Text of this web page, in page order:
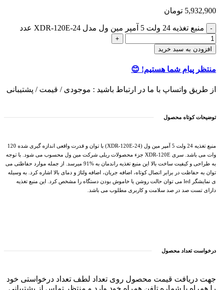
5,932,900 تومان
منبع تغذیه 24 ولت 5 آمپر مین ول مدل XDR-120E-24 عدد
افزودن به سبد خرید
منتظر پیام شما هستیم! 😊
از طریق واتساپ با ما در ارتباط باشید : موجودی / قیمت / پشتیبانی
توضیحات کوتاه محصول
منبع تغذیه 24 ولت 5 آمپر مین ول (XDR-120E-24) با توان و قدرت واقعی اندازه گیری شده 120
وات می باشد. سری XDR-120E جزء محصولات ریلی شرکت مین ول محسوب می شود. با توجه
به طراحی و کیفیت ساخت بالا این منبع تغذیه راندمان به %91 میرسد. از جمله موارد حفاظتی می
توان به حفاظت در برابر اتصال کوتاه، اضافه جریان، اضافه ولتاژ و دمای بالا اشاره کرد. به وسیله
ی نمایشگر led می توان حالت روشن یا خاموش بودن دستگاه را مشخص کرد. این منبع تغذیه
دارای تست صد در صد سلامت و کاربری مطلوب می باشد.
درخواست تعداد محصول
جهت دریافت قیمت محصول روی تعداد لطف تعداد درخواستی خود
را همراه با شماره تلفن همراه خود وارد و منتظر تماس از پشتیبانی